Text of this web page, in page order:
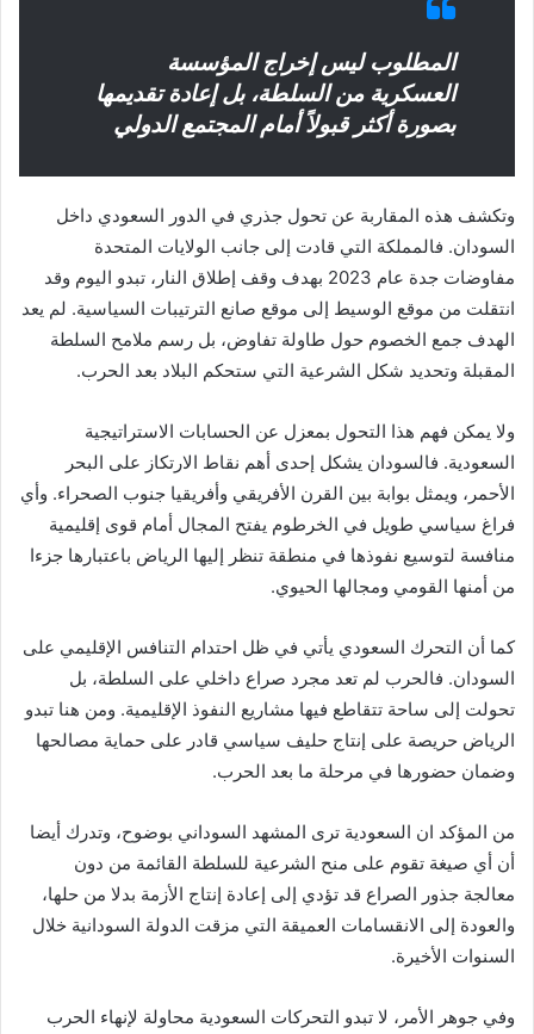
المطلوب ليس إخراج المؤسسة
العسكرية من السلطة، بل إعادة تقديمها
بصورة أكثر قبولاً أمام المجتمع الدولي
وتكشف هذه المقاربة عن تحول جذري في الدور السعودي داخل
السودان. فالمملكة التي قادت إلى جانب الولايات المتحدة
مفاوضات جدة عام 2023 بهدف وقف إطلاق النار، تبدو اليوم وقد
انتقلت من موقع الوسيط إلى موقع صانع الترتيبات السياسية. لم يعد
الهدف جمع الخصوم حول طاولة تفاوض، بل رسم ملامح السلطة
المقبلة وتحديد شكل الشرعية التي ستحكم البلاد بعد الحرب.
ولا يمكن فهم هذا التحول بمعزل عن الحسابات الاستراتيجية
السعودية. فالسودان يشكل إحدى أهم نقاط الارتكاز على البحر
الأحمر، ويمثل بوابة بين القرن الأفريقي وأفريقيا جنوب الصحراء. وأي
فراغ سياسي طويل في الخرطوم يفتح المجال أمام قوى إقليمية
منافسة لتوسيع نفوذها في منطقة تنظر إليها الرياض باعتبارها جزءا
من أمنها القومي ومجالها الحيوي.
كما أن التحرك السعودي يأتي في ظل احتدام التنافس الإقليمي على
السودان. فالحرب لم تعد مجرد صراع داخلي على السلطة، بل
تحولت إلى ساحة تتقاطع فيها مشاريع النفوذ الإقليمية. ومن هنا تبدو
الرياض حريصة على إنتاج حليف سياسي قادر على حماية مصالحها
وضمان حضورها في مرحلة ما بعد الحرب.
من المؤكد ان السعودية ترى المشهد السوداني بوضوح، وتدرك أيضا
أن أي صيغة تقوم على منح الشرعية للسلطة القائمة من دون
معالجة جذور الصراع قد تؤدي إلى إعادة إنتاج الأزمة بدلا من حلها،
والعودة إلى الانقسامات العميقة التي مزقت الدولة السودانية خلال
السنوات الأخيرة.
وفي جوهر الأمر، لا تبدو التحركات السعودية محاولة لإنهاء الحرب